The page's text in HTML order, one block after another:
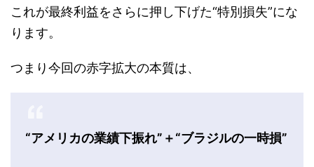
これが最終利益をさらに押し下げた“特別損失”にな
ります。
つまり今回の赤字拡大の本質は、
“アメリカの業績下振れ”＋“ブラジルの一時損”